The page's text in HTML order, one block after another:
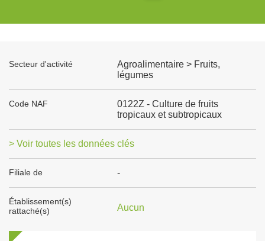
Secteur d'activité
Agroalimentaire > Fruits,
légumes
Code NAF
0122Z - Culture de fruits
tropicaux et subtropicaux
> Voir toutes les données clés
Filiale de -
Établissement(s)
rattaché(s)
Aucun